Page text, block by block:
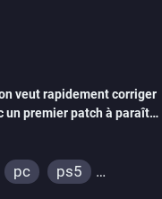
veut rapidement corriger
un premier patch à paraître
pc
ps5